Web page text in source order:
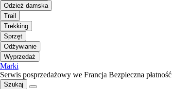
Odzież damska
Trail
Trekking
Sprzęt
Odżywianie
Wyprzedaż
Marki
Serwis posprzedażowy we Francja Bezpieczna płatność
Szukaj